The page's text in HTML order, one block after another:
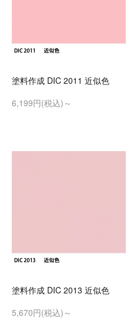
塗料作成 DIC 2011 近似色
6,199円(税込)～
塗料作成 DIC 2013 近似色
5,670円(税込)～